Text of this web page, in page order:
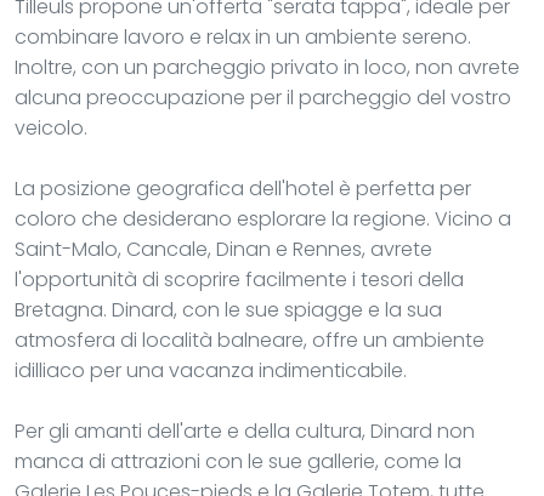
Tilleuls propone un'offerta "serata tappa", ideale per
combinare lavoro e relax in un ambiente sereno.
Inoltre, con un parcheggio privato in loco, non avrete
alcuna preoccupazione per il parcheggio del vostro
veicolo.
La posizione geografica dell'hotel è perfetta per
coloro che desiderano esplorare la regione. Vicino a
Saint-Malo, Cancale, Dinan e Rennes, avrete
l'opportunità di scoprire facilmente i tesori della
Bretagna. Dinard, con le sue spiagge e la sua
atmosfera di località balneare, offre un ambiente
idilliaco per una vacanza indimenticabile.
Per gli amanti dell'arte e della cultura, Dinard non
manca di attrazioni con le sue gallerie, come la